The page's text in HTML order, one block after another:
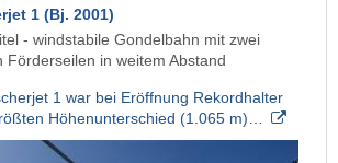
1 (Bj. 2001)
- windstabile Gondelbahn mit zwei
Förderseilen in weitem Abstand
1 war bei Eröffnung Rekordhalter
Höhenunterschied (1.065 m)…